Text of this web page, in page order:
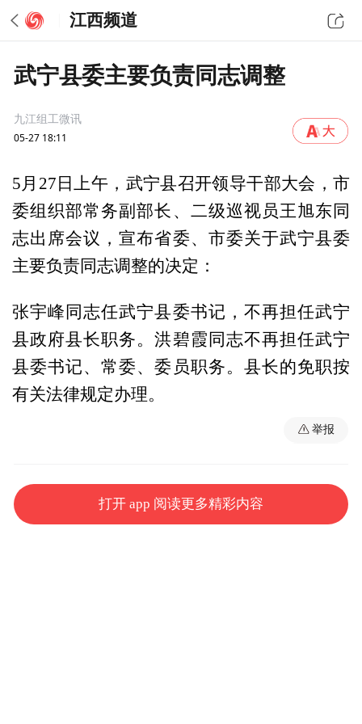
江西频道
武宁县委主要负责同志调整
九江组工微讯
05-27 18:11
5月27日上午，武宁县召开领导干部大会，市
委组织部常务副部长、二级巡视员王旭东同
志出席会议，宣布省委、市委关于武宁县委
主要负责同志调整的决定：
张宇峰同志任武宁县委书记，不再担任武宁
县政府县长职务。洪碧霞同志不再担任武宁
县委书记、常委、委员职务。县长的免职按
有关法律规定办理。
举报
打开 app 阅读更多精彩内容